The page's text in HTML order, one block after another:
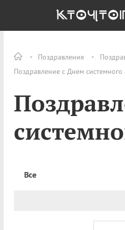
Поздравления
Поздравление с Днем
Все